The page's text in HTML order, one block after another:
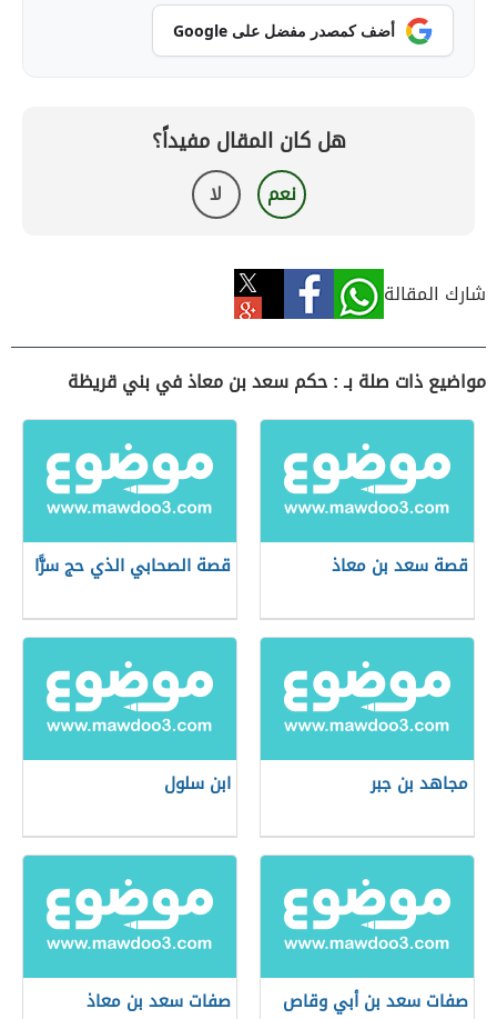
أضف كمصدر مفضل على Google
هل كان المقال مفيداً؟
نعم لا
شارك المقالة
مواضيع ذات صلة بـ : حكم سعد بن معاذ في بني قريظة
قصة سعد بن معاذ قصة الصحابي الذي حج سرًّا
مجاهد بن جبر ابن سلول
صفات سعد بن أبي وقاص صفات سعد بن معاذ